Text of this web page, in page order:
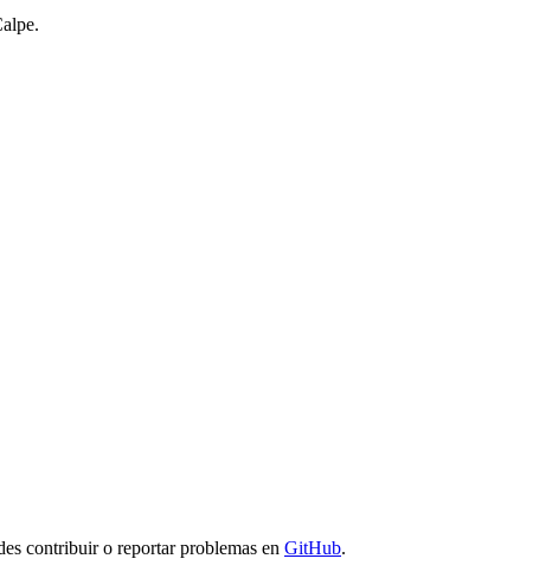
contribuir o reportar problemas en GitHub.